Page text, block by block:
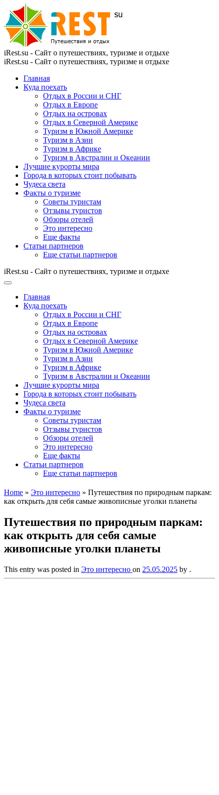
iRest.su - Сайт о путешествиях, туризме и отдыхе
iRest.su - Сайт о путешествиях, туризме и отдыхе
Главная
Куда поехать
Отдых в России и СНГ
Отдых в Европе
Отдых на островах
Отдых в Северной Америке
Туризм в Южной Америке
Туризм в Азии
Туризм в Африке
Туризм в Австралии и Океании
Лучшие курорты мира
Города в которых стоит побывать
Чудеса света
Факты о туризме
Советы туристам
Отзывы туристов
Обзоры отелей
Это интересно
Еще факты
Статьи партнеров
Еще статьи партнеров
iRest.su - Сайт о путешествиях, туризме и отдыхе
Главная
Куда поехать
Отдых в России и СНГ
Отдых в Европе
Отдых на островах
Отдых в Северной Америке
Туризм в Южной Америке
Туризм в Азии
Туризм в Африке
Туризм в Австралии и Океании
Лучшие курорты мира
Города в которых стоит побывать
Чудеса света
Факты о туризме
Советы туристам
Отзывы туристов
Обзоры отелей
Это интересно
Еще факты
Статьи партнеров
Еще статьи партнеров
Home » Это интересно » Путешествия по природным паркам:
как открыть для себя самые живописные уголки планеты
Путешествия по природным паркам:
как открыть для себя самые
живописные уголки планеты
This entry was posted in Это интересно on 25.05.2025 by .